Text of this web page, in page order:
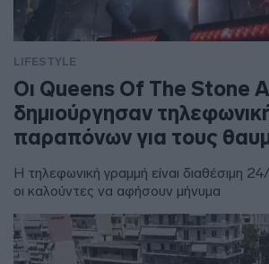
LIFESTYLE
Οι Queens Of The Stone
δημιούργησαν
παραπόνων για τους
Η τηλεφωνική γραμμή είναι διαθέσιμη
οι καλούντες να αφήσουν μήνυμα